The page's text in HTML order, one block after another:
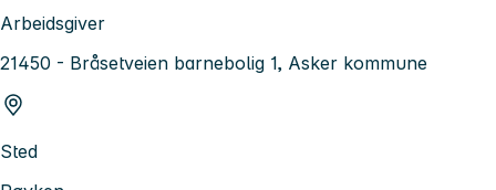
Arbeidsgiver
21450 - Bråsetveien barnebolig 1, Asker kommune
Sted